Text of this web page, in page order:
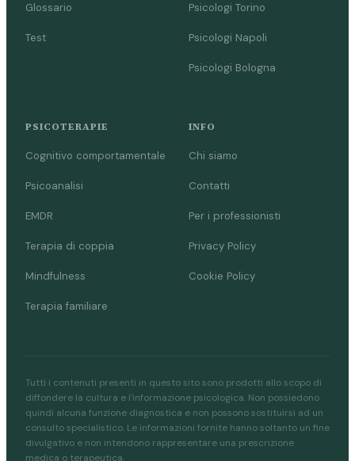
Glossario
Test
Psicologi Torino
Psicologi Napoli
Psicologi Bologna
PSICOTERAPIE
Cognitivo comportamentale
Psicoanalisi
EMDR
Terapia di coppia
Mindfulness
Terapia familiare
INFO
Chi siamo
Contatti
Per i professionisti
Privacy Policy
Cookie Policy
Tutti i contenuti presenti in questo sito sono prodotti allo scopo di
diffondere la cultura e l'informazione psicologica. Non possiedono
quindi alcuna funzione diagnostica e non possono sostituirsi ad un
consulto specialistico. Le informazioni fornite hanno soltanto un fine
divulgativo e non intendono rappresentare una prescrizione
medica o terapeutica.